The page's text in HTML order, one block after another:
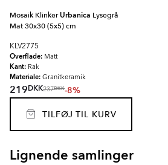
Mosaik KlinkerUrbanica Lysegrå
Mat 30x30 (5x5) cm
KLV2775
Overflade: Matt
Kant: Rak
Materiale: Granitkeramik
219DKK237DKK-8%
TILFØJ TIL KURV
Lignende samlinger
KALKSTEN NORD